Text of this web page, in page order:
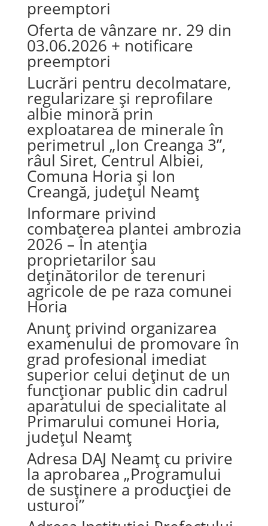
preemptori
Oferta de vânzare nr. 29 din
03.06.2026 + notificare
preemptori
Lucrări pentru decolmatare,
regularizare și reprofilare
albie minoră prin
exploatarea de minerale în
perimetrul „Ion Creanga 3”,
râul Siret, Centrul Albiei,
Comuna Horia și Ion
Creangă, județul Neamț
Informare privind
combaterea plantei ambrozia
2026 – În atenția
proprietarilor sau
deținătorilor de terenuri
agricole de pe raza comunei
Horia
Anunț privind organizarea
examenului de promovare în
grad profesional imediat
superior celui deținut de un
funcționar public din cadrul
aparatului de specialitate al
Primarului comunei Horia,
județul Neamț
Adresa DAJ Neamț cu privire
la aprobarea „Programului
de susținere a producției de
usturoi”